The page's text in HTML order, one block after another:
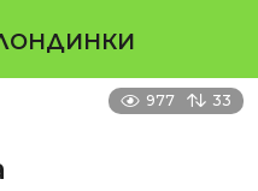
977 33